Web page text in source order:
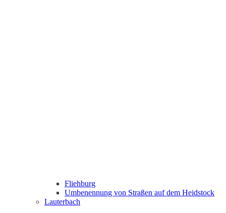
Fliehburg
Umbenennung von Straßen auf dem Heidstock
Lauterbach